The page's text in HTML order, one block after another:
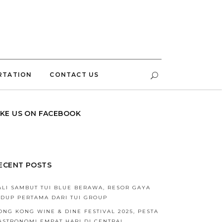
CONTACT US
US ON FACEBOOK
POSTS
SAMBUT TUI BLUE BERAWA, RESOR GAYA
PERTAMA DARI TUI GROUP
KONG WINE & DINE FESTIVAL 2025, PESTA